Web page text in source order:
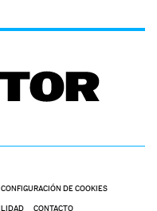
CONFIGURACIÓN DE COOKIES
CONTACTO